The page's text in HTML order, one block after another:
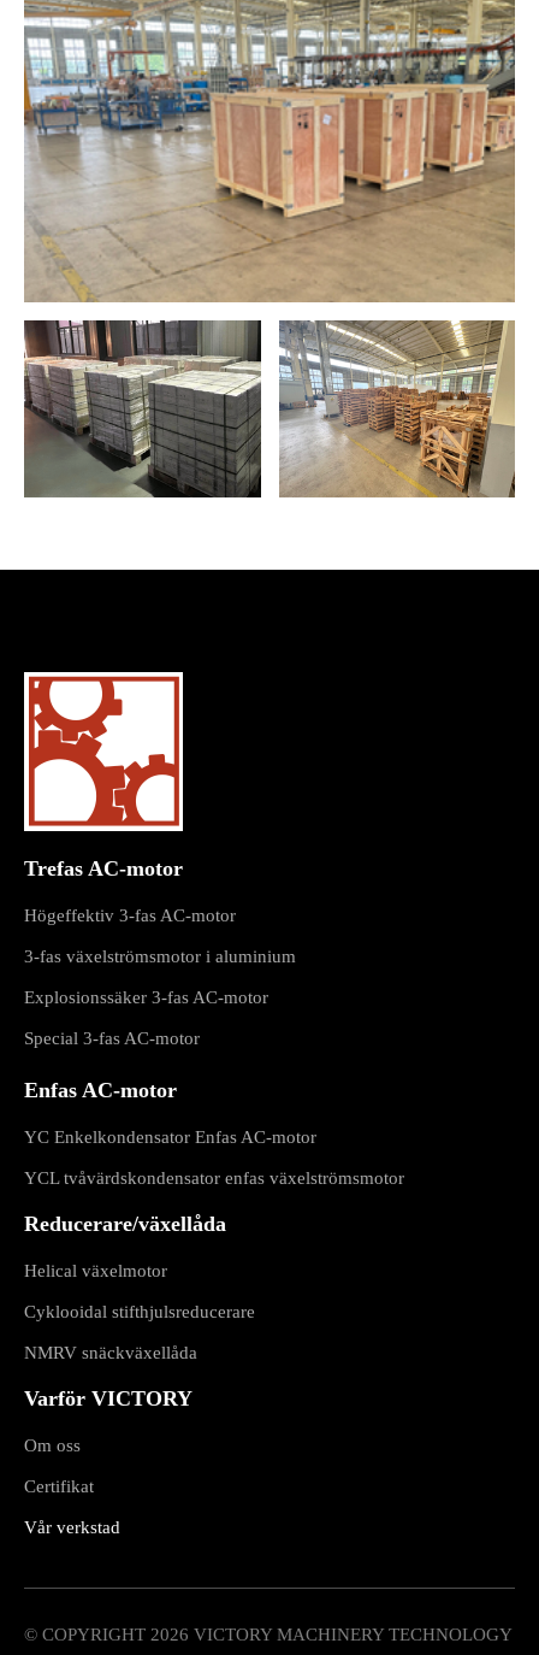
Trefas AC-motor
Högeffektiv 3-fas AC-motor
3-fas växelströmsmotor i aluminium
Explosionssäker 3-fas AC-motor
Special 3-fas AC-motor
Enfas AC-motor
YC Enkelkondensator Enfas AC-motor
YCL tvåvärdskondensator enfas växelströmsmotor
Reducerare/växellåda
Helical växelmotor
Cyklooidal stifthjulsreducerare
NMRV snäckväxellåda
Varför VICTORY
Om oss
Certifikat
Vår verkstad
© COPYRIGHT 2026 VICTORY MACHINERY TECHNOLOGY